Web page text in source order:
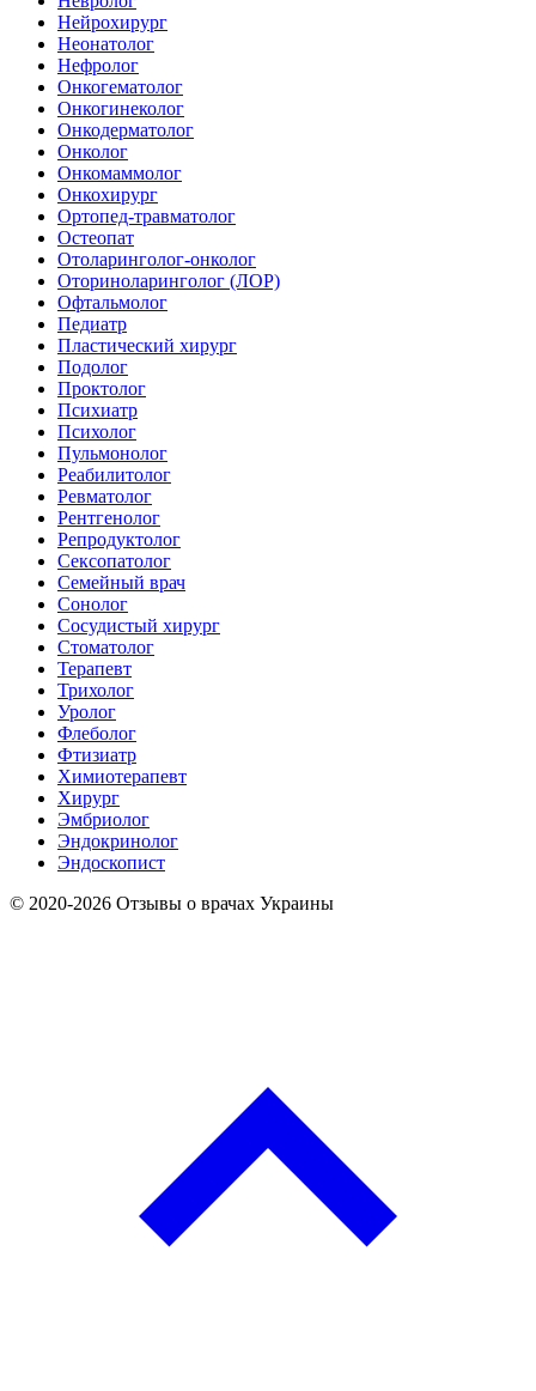
Нейрохирург
Неонатолог
Нефролог
Онкогематолог
Онкогинеколог
Онкодерматолог
Онколог
Онкомаммолог
Онкохирург
Ортопед-травматолог
Остеопат
Отоларинголог-онколог
Оториноларинголог (ЛОР)
Офтальмолог
Педиатр
Пластический хирург
Подолог
Проктолог
Психиатр
Психолог
Пульмонолог
Реабилитолог
Ревматолог
Рентгенолог
Репродуктолог
Сексопатолог
Семейный врач
Сонолог
Сосудистый хирург
Стоматолог
Терапевт
Трихолог
Уролог
Флеболог
Фтизиатр
Химиотерапевт
Хирург
Эмбриолог
Эндокринолог
Эндоскопист
© 2020-2026 Отзывы о врачах Украины